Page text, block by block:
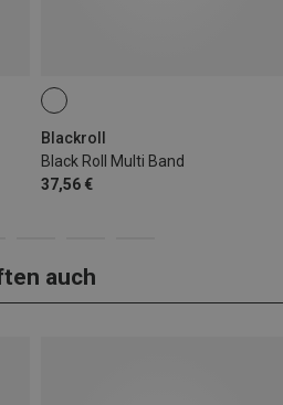
Blackroll
Black Roll Multi Band
37,56 €
auch